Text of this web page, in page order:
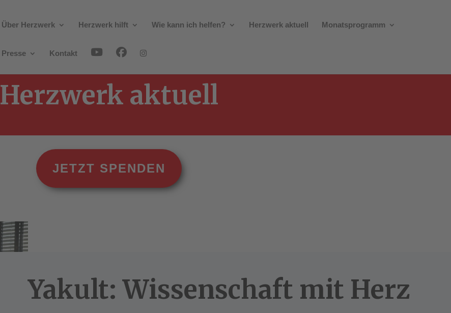
Über Herzwerk Herzwerk hilft Wie kann ich helfen? Herzwerk aktuell Monatsprogramm
Presse Kontakt
Herzwerk aktuell
JETZT SPENDEN
Yakult: Wissenschaft mit Herz